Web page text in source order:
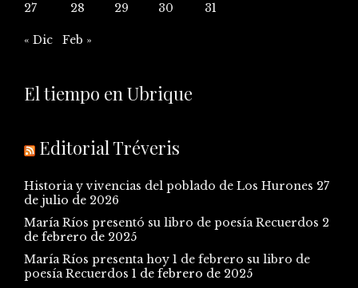
27
28 29 30 31
« Dic Feb »
El tiempo en Ubrique
Editorial Tréveris
Historia y vivencias del poblado de Los Hurones 27
de julio de 2026
María Ríos presentó su libro de poesía Recuerdos 2
de febrero de 2025
María Ríos presenta hoy 1 de febrero su libro de
poesía Recuerdos 1 de febrero de 2025